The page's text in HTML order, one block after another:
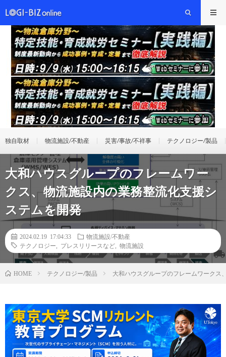
独自取材 物流施設/不動産 災害/事故/不祥事 テクノロジー/製品
大和ハウスグループのフレームワー
クス、物流施設内の業務整流化支援シ
ステムを開発
2024.02.19 17:04:33
物流施設/不動産
テクノロジー
プレスリリースなど 物流施設
HOME テクノロジー/製品 大和ハウスグループのフレームワークス